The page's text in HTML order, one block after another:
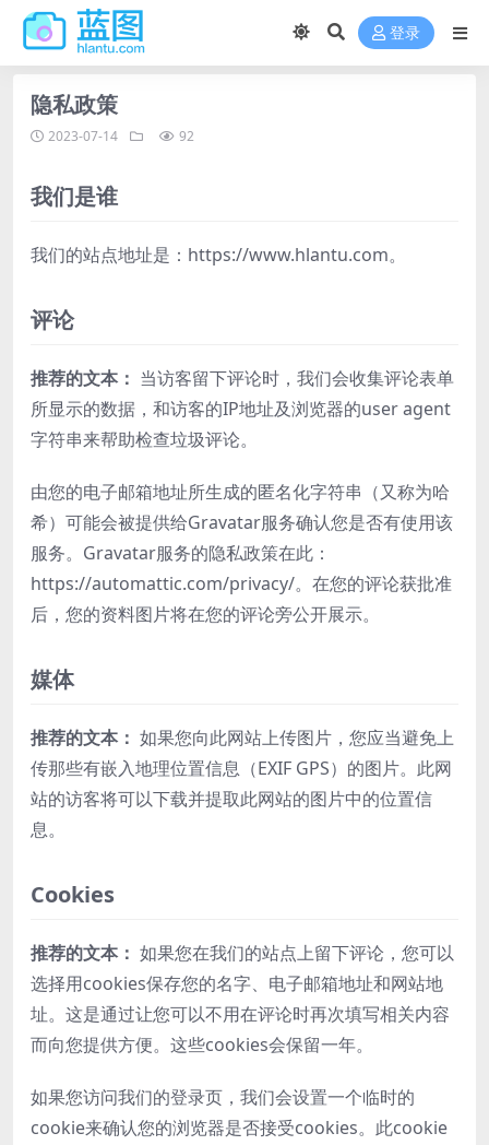
登录
隐私政策
2023-07-14 92
我们是谁
我们的站点地址是：https://www.hlantu.com。
评论
推荐的文本： 当访客留下评论时，我们会收集评论表单
所显示的数据，和访客的IP地址及浏览器的user agent
字符串来帮助检查垃圾评论。
由您的电子邮箱地址所生成的匿名化字符串（又称为哈
希）可能会被提供给Gravatar服务确认您是否有使用该
服务。Gravatar服务的隐私政策在此：
https://automattic.com/privacy/。在您的评论获批准
后，您的资料图片将在您的评论旁公开展示。
媒体
推荐的文本： 如果您向此网站上传图片，您应当避免上
传那些有嵌入地理位置信息（EXIF GPS）的图片。此网
站的访客将可以下载并提取此网站的图片中的位置信
息。
Cookies
推荐的文本： 如果您在我们的站点上留下评论，您可以
选择用cookies保存您的名字、电子邮箱地址和网站地
址。这是通过让您可以不用在评论时再次填写相关内容
而向您提供方便。这些cookies会保留一年。
如果您访问我们的登录页，我们会设置一个临时的
cookie来确认您的浏览器是否接受cookies。此cookie